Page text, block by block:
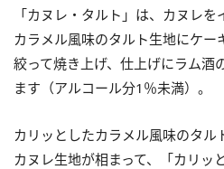
「カヌレ・タルト」は、カヌレを
カラメル風味のタルト生地にケー
絞って焼き上げ、仕上げにラム酒
ます（アルコール分1％未満）。
カリッとしたカラメル風味のタル
カヌレ生地が相まって、「カリッ